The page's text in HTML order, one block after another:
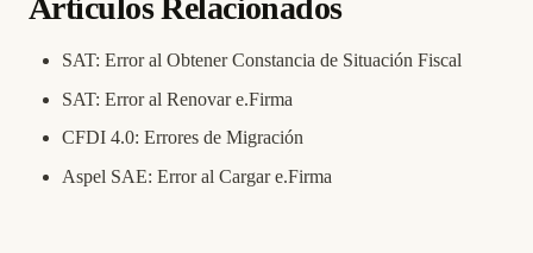
Artículos Relacionados
SAT: Error al Obtener Constancia de Situación Fiscal
SAT: Error al Renovar e.Firma
CFDI 4.0: Errores de Migración
Aspel SAE: Error al Cargar e.Firma